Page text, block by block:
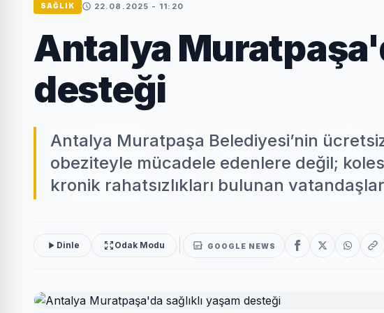
SAĞLIK 22.08.2025 - 11:20
Antalya
desteği
Antalya Muratpaşa Belediyesi’nin
obeziteyle mücadele edenlere değil;
kronik rahatsızlıkları bulunan
Dinle Odak Modu GOOGLE NEWS